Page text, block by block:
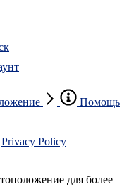
Помощь
Privacy Policy
для более